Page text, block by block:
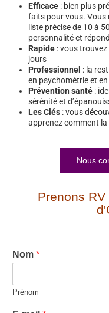
Efficace : bien plus
faits pour vous. Vous
liste précise de 10 à
personnalité et
Rapide : vous
jours
Professionnel : la
en psychométrie et
Prévention santé :
sérénité et
Les Clés : vous
apprenez comment la
Nous
Prenons
Nom *
Prénom